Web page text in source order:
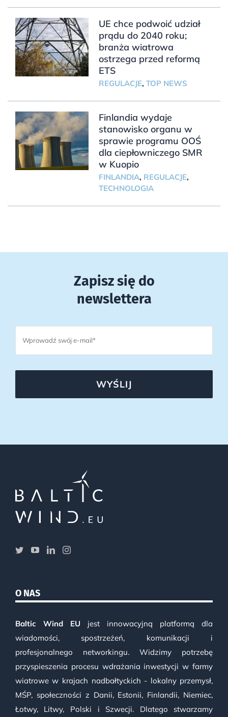
UE chce podwoić udział
prądu do 2040 roku;
branża wiatrowa
ostrzega przed reformą
ETS
REGULACJE, TOP NEWS
Finlandia wydaje
stanowisko organu w
sprawie programu OOŚ
dla ciepłowniczego SMR
w Kuopio
FINLANDIA, REGULACJE,
TECHNOLOGIA
Zapisz się do
newslettera
WYŚLIJ
O NAS
Baltic Wind EU jest innowacyjną platformą dla
wiadomości, spostrzeżeń, komunikacji i
profesjonalnego networkingu. Widzimy potrzebę
przyspieszenia procesu wdrażania inwestycji w farmy
wiatrowe w krajach nadbałtyckich - lokalny przemysł,
MŚP, społeczności z Danii, Estonii, Finlandii, Niemiec,
Łotwy, Litwy, Polski i Szwecji. Dlatego stwarzamy